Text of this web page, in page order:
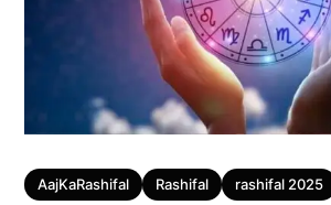
Tags
AajKaRashifal Rashifal rashifal 2025